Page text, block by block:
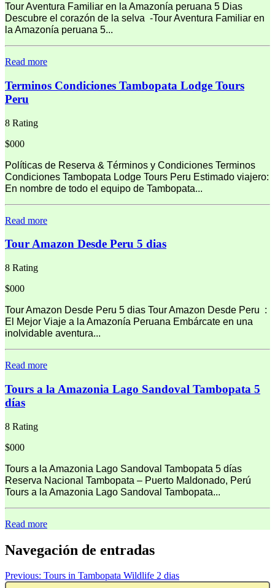
Tour Aventura Familiar en la Amazonía peruana 5 Dias
Descubre el corazón de la selva -Tour Aventura Familiar en
la Amazonía peruana 5...
Read more
Terminos Condiciones Tambopata Lodge Tours
Peru
8 Rating
$000
Políticas de Reserva & Términos y Condiciones Terminos
Condiciones Tambopata Lodge Tours Peru Estimado viajero:
En nombre de todo el equipo de Tambopata...
Read more
Tour Amazon Desde Peru 5 dias
8 Rating
$000
Tour Amazon Desde Peru 5 dias Tour Amazon Desde Peru :
El Mejor Viaje a la Amazonía Peruana Embárcate en una
inolvidable aventura...
Read more
Tours a la Amazonia Lago Sandoval Tambopata 5
días
8 Rating
$000
Tours a la Amazonia Lago Sandoval Tambopata 5 días
Reserva Nacional Tambopata – Puerto Maldonado, Perú
Tours a la Amazonia Lago Sandoval Tambopata...
Read more
Navegación de entradas
Previous: Tours in Tambopata Wildlife 2 dias